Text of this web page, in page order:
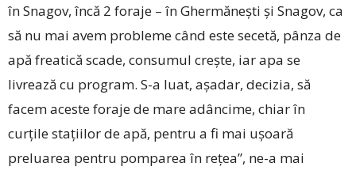
în Snagov, încă 2 foraje – în Ghermănești și Snagov, ca
să nu mai avem probleme când este secetă, pânza de
apă freatică scade, consumul crește, iar apa se
livrează cu program. S-a luat, așadar, decizia, să
facem aceste foraje de mare adâncime, chiar în
curțile stațiilor de apă, pentru a fi mai ușoară
preluarea pentru pomparea în rețea”, ne-a mai